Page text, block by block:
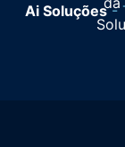
Ai Soluções-